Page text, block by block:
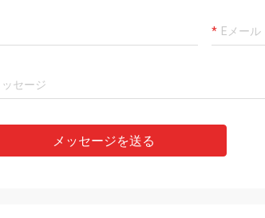
メッセージを送る